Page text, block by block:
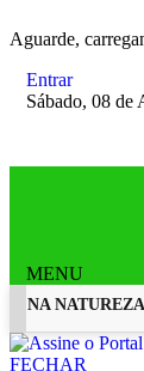
Aguarde,
Entrar
Sábado, 08 de
MENU
NATUREZA
EM
FECHAR